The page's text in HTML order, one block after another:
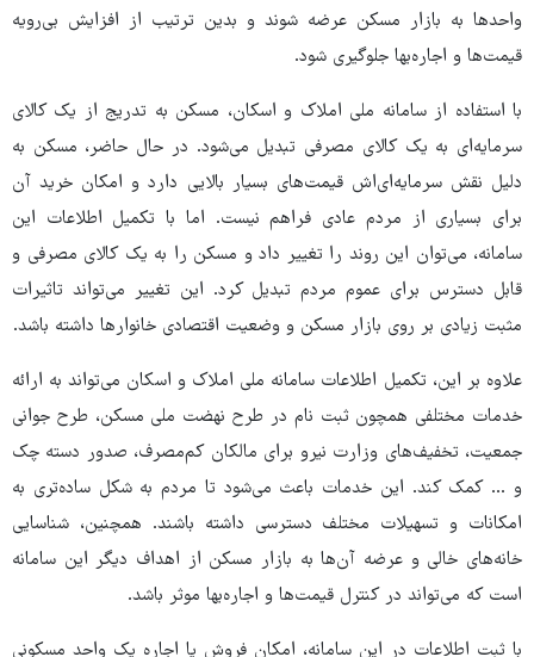
واحدها به بازار مسکن عرضه شوند و بدین ترتیب از افزایش بی‌رویه
قیمت‌ها و اجاره‌بها جلوگیری شود.
با استفاده از سامانه ملی املاک و اسکان، مسکن به تدریج از یک کالای
سرمایه‌ای به یک کالای مصرفی تبدیل می‌شود. در حال حاضر، مسکن به
دلیل نقش سرمایه‌ای‌اش قیمت‌های بسیار بالایی دارد و امکان خرید آن
برای بسیاری از مردم عادی فراهم نیست. اما با تکمیل اطلاعات این
سامانه، می‌توان این روند را تغییر داد و مسکن را به یک کالای مصرفی و
قابل دسترس برای عموم مردم تبدیل کرد. این تغییر می‌تواند تاثیرات
مثبت زیادی بر روی بازار مسکن و وضعیت اقتصادی خانوارها داشته باشد.
علاوه بر این، تکمیل اطلاعات سامانه ملی املاک و اسکان می‌تواند به ارائه
خدمات مختلفی همچون ثبت نام در طرح نهضت ملی مسکن، طرح جوانی
جمعیت، تخفیف‌های وزارت نیرو برای مالکان کم‌مصرف، صدور دسته چک
و ... کمک کند. این خدمات باعث می‌شود تا مردم به شکل ساده‌تری به
امکانات و تسهیلات مختلف دسترسی داشته باشند. همچنین، شناسایی
خانه‌های خالی و عرضه آن‌ها به بازار مسکن از اهداف دیگر این سامانه
است که می‌تواند در کنترل قیمت‌ها و اجاره‌بها موثر باشد.
با ثبت اطلاعات در این سامانه، امکان فروش یا اجاره یک واحد مسکونی